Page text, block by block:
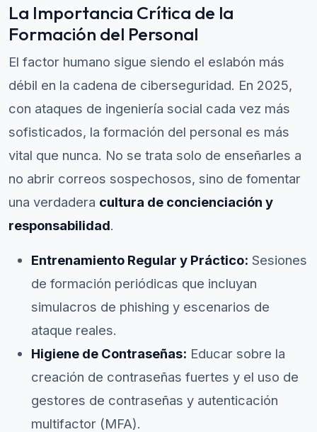
La Importancia Crítica de la
Formación del Personal
El factor humano sigue siendo el eslabón más
débil en la cadena de ciberseguridad. En 2025,
con ataques de ingeniería social cada vez más
sofisticados, la formación del personal es más
vital que nunca. No se trata solo de enseñarles a
no abrir correos sospechosos, sino de fomentar
una verdadera cultura de concienciación y
responsabilidad.
Entrenamiento Regular y Práctico: Sesiones
de formación periódicas que incluyan
simulacros de phishing y escenarios de
ataque reales.
Higiene de Contraseñas: Educar sobre la
creación de contraseñas fuertes y el uso de
gestores de contraseñas y autenticación
multifactor (MFA).